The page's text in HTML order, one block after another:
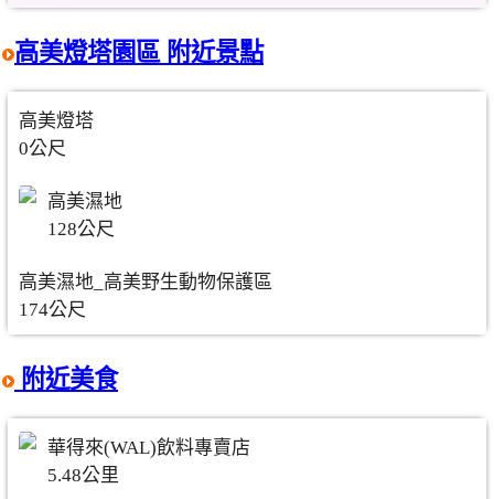
高美燈塔園區 附近景點
高美燈塔
0公尺
高美濕地
128公尺
高美濕地_高美野生動物保護區
174公尺
附近美食
華得來(WAL)飲料專賣店
5.48公里